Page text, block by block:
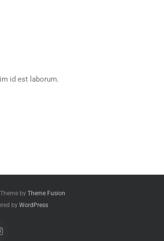
id est laborum.
by Theme Fusion
by WordPress
Instagram